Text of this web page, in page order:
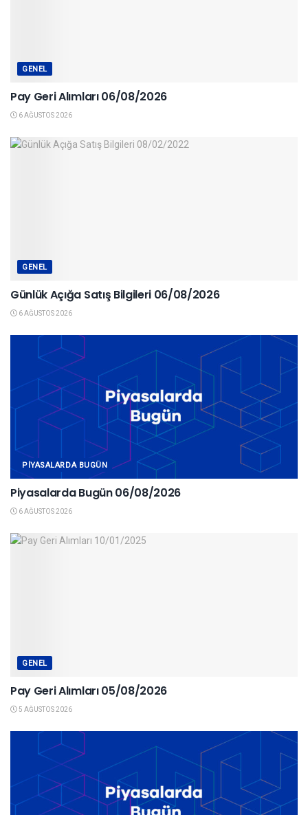
GENEL
Pay Geri Alımları 06/08/2026
6 AĞUSTOS 2026
GENEL
Günlük Açığa Satış Bilgileri 06/08/2026
6 AĞUSTOS 2026
PIYASALARDA BUGÜN
Piyasalarda Bugün 06/08/2026
6 AĞUSTOS 2026
GENEL
Pay Geri Alımları 05/08/2026
5 AĞUSTOS 2026